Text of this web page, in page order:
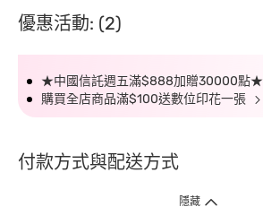
優惠活動: (2)
★中國信託週五滿$888加贈30000點★
購買全店商品滿$100送數位印花一張
付款方式與配送方式
隱藏